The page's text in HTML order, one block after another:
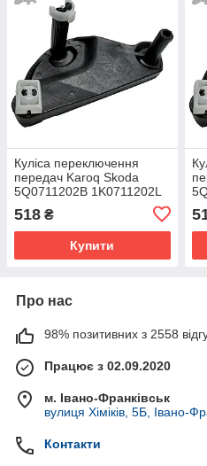
Куліса переключення
передач Karoq Skoda
5Q0711202B 1K0711202L
1K0711203C 1K0711203H
518 ₴
Купити
Про нас
98% позитивних з 2558
Працює з 02.09.2020
м. Івано-Франківськ
вулиця Хіміків, 5Б, Івано-
Контакти